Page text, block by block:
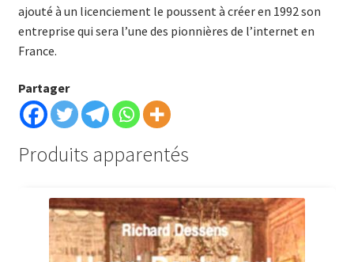
ajouté à un licenciement le poussent à créer en 1992 son
entreprise qui sera l’une des pionnières de l’internet en
France.
Partager
Produits apparentés